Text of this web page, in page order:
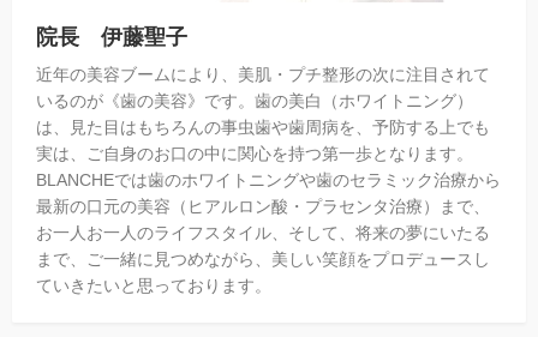
院長 伊藤聖子
近年の美容ブームにより、美肌・プチ整形の次に注目されて
いるのが《歯の美容》です。歯の美白（ホワイトニング）
は、見た目はもちろんの事虫歯や歯周病を、予防する上でも
実は、ご自身のお口の中に関心を持つ第一歩となります。
BLANCHEでは歯のホワイトニングや歯のセラミック治療から
最新の口元の美容（ヒアルロン酸・プラセンタ治療）まで、
お一人お一人のライフスタイル、そして、将来の夢にいたる
まで、ご一緒に見つめながら、美しい笑顔をプロデュースし
ていきたいと思っております。